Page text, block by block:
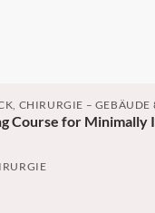
CHIRURGIE – GEBÄUDE
Course for